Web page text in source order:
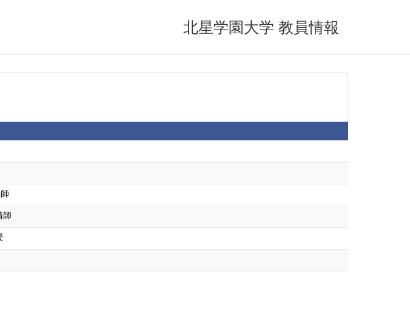
北星学園大学 教員情報
師